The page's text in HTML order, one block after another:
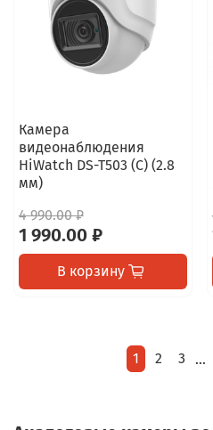
Камера
видеонаблюдения
HiWatch DS-T503 (C) (2.8
мм)
4 990.00 ₽
1 990.00 ₽
В корзину
1 2 3 …